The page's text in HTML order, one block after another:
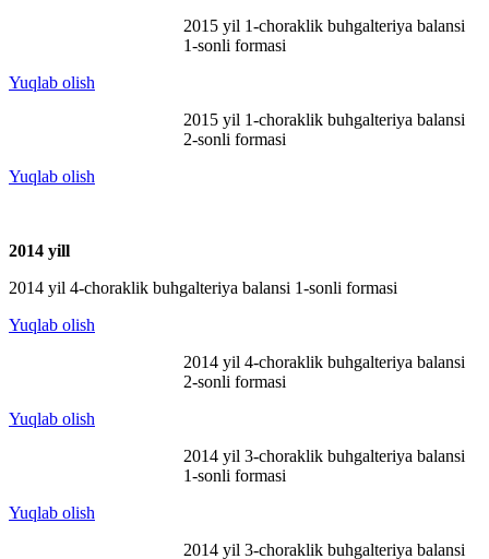
2015 yil 1-choraklik buhgalteriya balansi
1-sonli formasi
Yuqlab olish
2015 yil 1-choraklik buhgalteriya balansi
2-sonli formasi
Yuqlab olish
2014 yill
2014 yil 4-choraklik buhgalteriya balansi 1-sonli formasi
Yuqlab olish
2014 yil 4-choraklik buhgalteriya balansi
2-sonli formasi
Yuqlab olish
2014 yil 3-choraklik buhgalteriya balansi
1-sonli formasi
Yuqlab olish
2014 yil 3-choraklik buhgalteriya balansi